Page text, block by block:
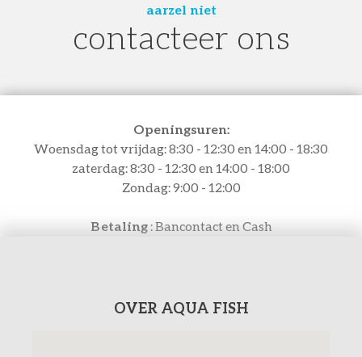
aarzel niet
contacteer ons
Openingsuren:
Woensdag tot vrijdag: 8:30 - 12:30 en 14:00 - 18:30
zaterdag: 8:30 - 12:30 en 14:00 - 18:00
Zondag: 9:00 - 12:00
Betaling: Bancontact en Cash
OVER AQUA FISH